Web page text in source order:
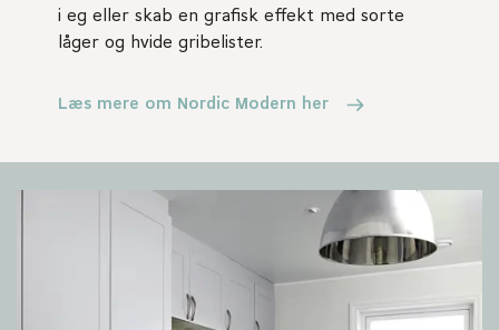
i eg eller skab en grafisk effekt med sorte
låger og hvide gribelister.
Læs mere om Nordic Modern her